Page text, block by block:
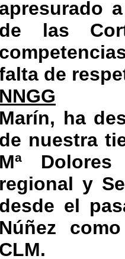
apresurado
de las
de
NNGG
Marín, ha
de nuestra
Mª
regional y
desde el
Núñez
CLM.